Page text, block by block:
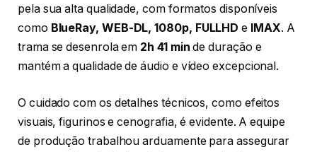
pela sua alta qualidade, com formatos disponíveis
como BlueRay, WEB-DL, 1080p, FULLHD e IMAX. A
trama se desenrola em 2h 41 min de duração e
mantém a qualidade de áudio e vídeo excepcional.
O cuidado com os detalhes técnicos, como efeitos
visuais, figurinos e cenografia, é evidente. A equipe
de produção trabalhou arduamente para assegurar